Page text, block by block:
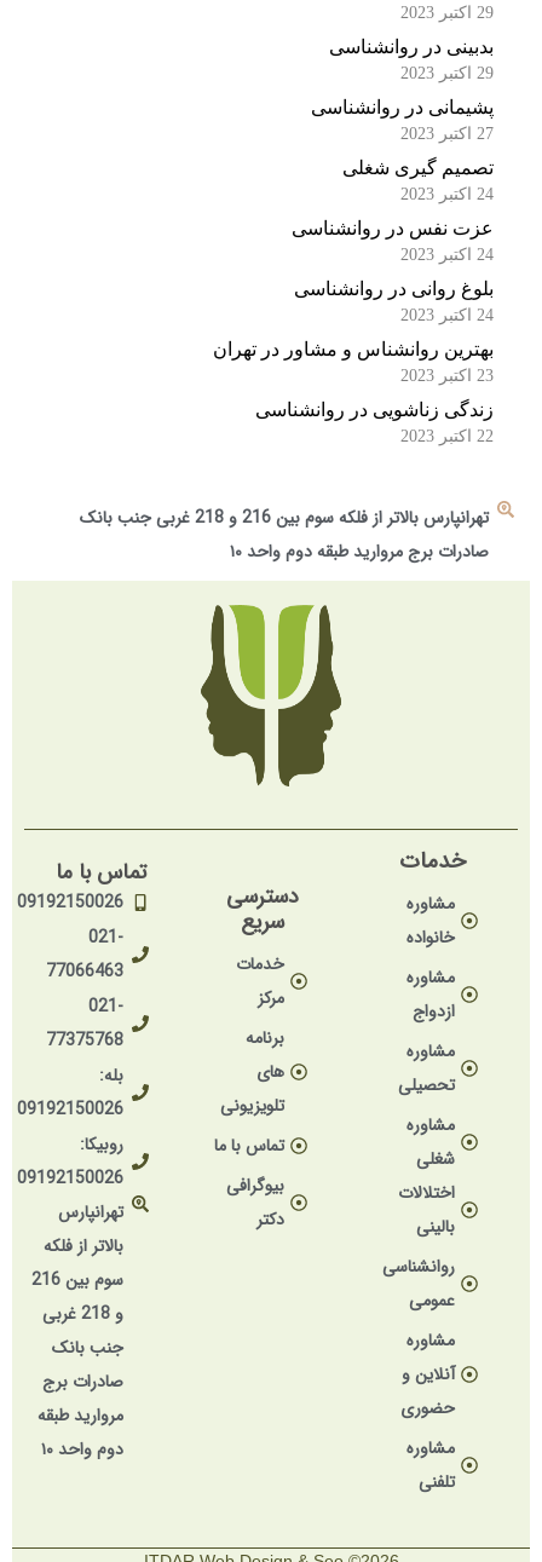
بدبینی در روانشناسی
پشیمانی در روانشناسی
تصمیم گیری شغلی
عزت نفس در روانشناسی
بلوغ روانی در روانشناسی
بهترین روانشناس و مشاور در تهران
زندگی زناشویی در روانشناسی
تهرانپارس بالاتر از فلکه سوم بین 216 و 218 غربی جنب بانک
صادرات برج مروارید طبقه دوم واحد ۱۰
خدمات
مشاوره
خانواده
مشاوره
ازدواج
مشاوره
تحصیلی
مشاوره
شغلی
اختلالات
بالینی
روانشناسی
عمومی
مشاوره
آنلاین و
حضوری
مشاوره
تلفنی
دسترسی
سریع
خدمات
مرکز
های
تلویزیونی
تماس با ما
بیوگرافی
دکتر
تماس با ما
09192150026
77066463
77375768
09192150026
روبیکا:
09192150026
تهرانپارس
بالاتر از فلکه
سوم بین 216
و 218 غربی
جنب بانک
صادرات برج
مروارید طبقه
دوم واحد ۱۰